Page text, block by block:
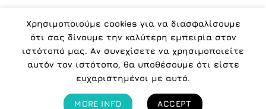
ΠΟΛΙΤΙΚΉ ΑΠΟΡΡΉΤΟΥ ΌΡΟΙ ΠΟΙΟΙ ΕΊΜΑΣΤΕ
Copyright 2026 ©IMPORT COSMETICS -
Χρησιμοποιούμε cookies για να διασφαλίσουμε
ότι σας δίνουμε την καλύτερη εμπειρία στον
ιστότοπό μας. Αν συνεχίσετε να χρησιμοποιείτε
αυτόν τον ιστότοπο, θα υποθέσουμε ότι είστε
ευχαριστημένοι με αυτό.
MORE INFO ACCEPT